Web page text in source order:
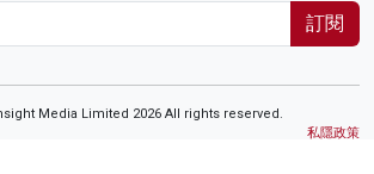
訂閱
Media Limited 2026 All rights reserved.
私隱政策